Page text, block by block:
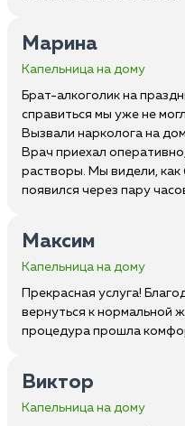
Марина
Капельница на дому
Брат-алкоголик на
справиться мы уже не
Вызвали нарколога на
Врач приехал
растворы. Мы видели,
появился через пару
Максим
Капельница на дому
Прекрасная услуга!
вернуться к нормальной
процедура прошла
Виктор
Капельница на дому